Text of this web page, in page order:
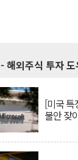
- 해외주식 투자 도
[미국 특
불안 잦